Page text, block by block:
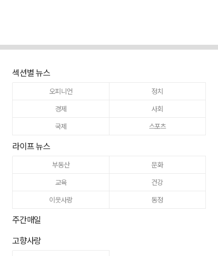
섹션별 뉴스
오피니언
정치
경제
사회
국제
스포츠
라이프 뉴스
부동산
문화
교육
건강
이웃사랑
동정
주간매일
고향사랑